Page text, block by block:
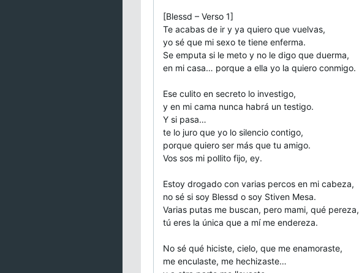
[Blessd – Verso 1]
Te acabas de ir y ya quiero que vuelvas,
yo sé que mi sexo te tiene enferma.
Se emputa si le meto y no le digo que duerma,
en mi casa… porque a ella yo la quiero conmigo.
Ese culito en secreto lo investigo,
y en mi cama nunca habrá un testigo.
Y si pasa…
te lo juro que yo lo silencio contigo,
porque quiero ser más que tu amigo.
Vos sos mi pollito fijo, ey.
Estoy drogado con varias percos en mi cabeza,
no sé si soy Blessd o soy Stiven Mesa.
Varias putas me buscan, pero mami, qué pereza,
tú eres la única que a mí me endereza.
No sé qué hiciste, cielo, que me enamoraste,
me enculaste, me hechizaste…